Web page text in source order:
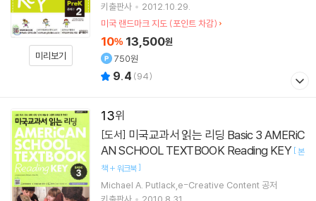
미리보기
키출판사
2012.10.29.
미국 랜드마크 지도 (포인트 차감)
10% 13,500원
750원
9.4 (94)
13
[도서]
AN SCHOOL TEXTBOOK Reading KEY [본
책 + 워크북]
Michael A. Putlack,e-Creative Content 공저